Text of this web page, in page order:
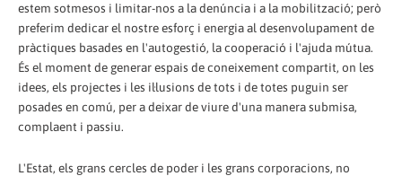
estem sotmesos i limitar-nos a la denúncia i a la mobilització; però
preferim dedicar el nostre esforç i energia al desenvolupament de
pràctiques basades en l'autogestió, la cooperació i l'ajuda mútua.
És el moment de generar espais de coneixement compartit, on les
idees, els projectes i les il·lusions de tots i de totes puguin ser
posades en comú, per a deixar de viure d'una manera submisa,
complaent i passiu.
L'Estat, els grans cercles de poder i les grans corporacions, no